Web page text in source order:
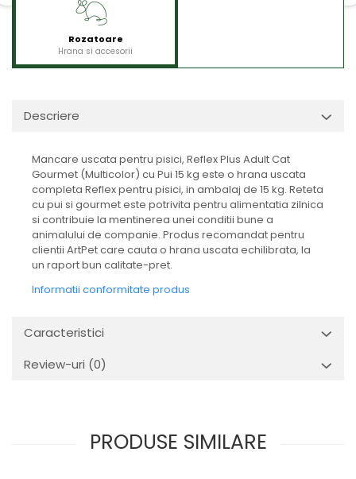
Rozatoare
Hrana si accesorii
Descriere
Mancare uscata pentru pisici, Reflex Plus Adult Cat
Gourmet (Multicolor) cu Pui 15 kg este o hrana uscata
completa Reflex pentru pisici, in ambalaj de 15 kg. Reteta
cu pui si gourmet este potrivita pentru alimentatia zilnica
si contribuie la mentinerea unei conditii bune a
animalului de companie. Produs recomandat pentru
clientii ArtPet care cauta o hrana uscata echilibrata, la
un raport bun calitate-pret.
Informatii conformitate produs
Caracteristici
Review-uri (0)
PRODUSE SIMILARE